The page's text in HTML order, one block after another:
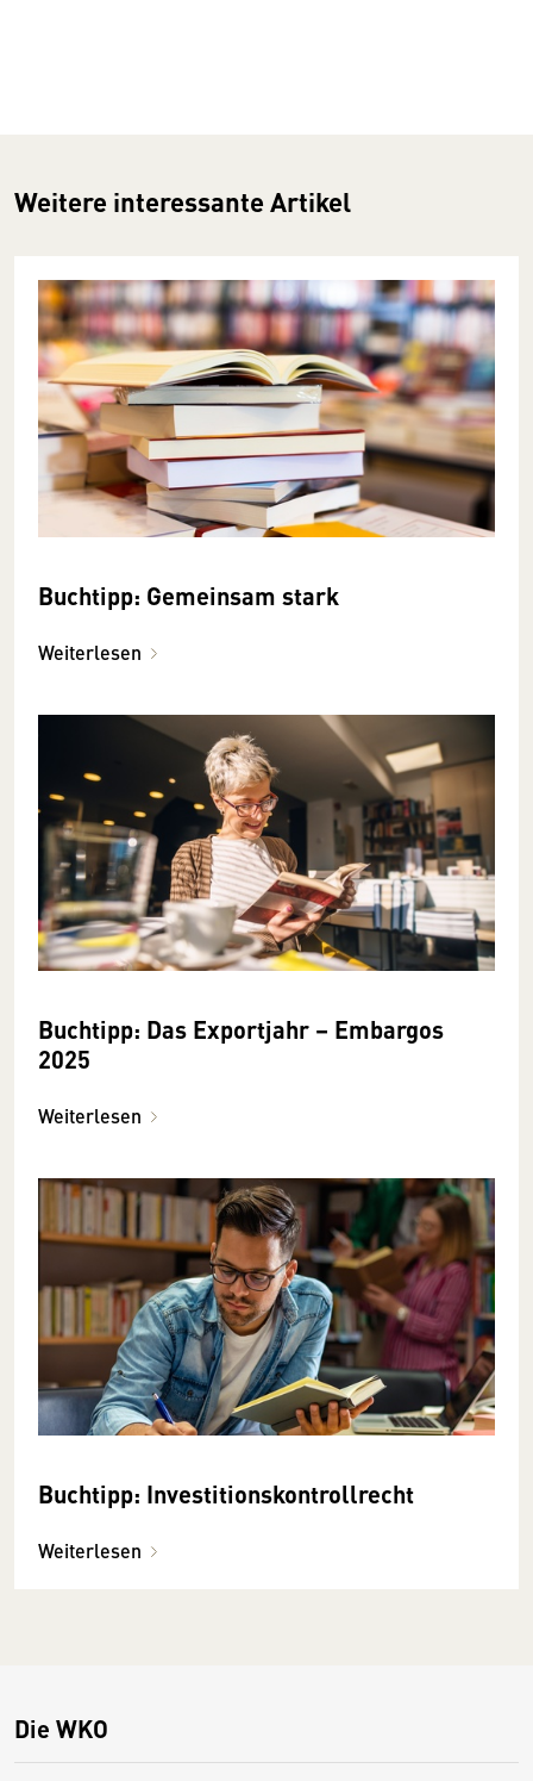
Weitere interessante Artikel
Buchtipp: Gemeinsam stark
Weiterlesen
Buchtipp: Das Exportjahr – Embargos
2025
Weiterlesen
Buchtipp: Investitionskontrollrecht
Weiterlesen
Die WKO